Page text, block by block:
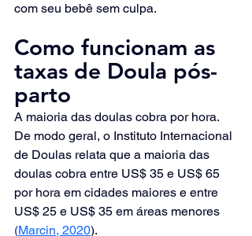
com seu bebê sem culpa.
Como funcionam as
taxas de Doula pós-
parto
A maioria das doulas cobra por hora.
De modo geral, o Instituto Internacional
de Doulas relata que a maioria das
doulas cobra entre US$ 35 e US$ 65
por hora em cidades maiores e entre
US$ 25 e US$ 35 em áreas menores
(Marcin, 2020).